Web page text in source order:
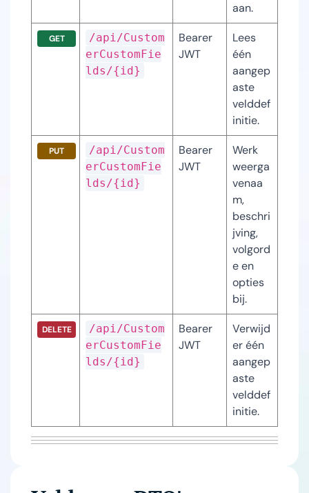
aan.
GET
/api/Custom
erCustomFie
lds/{id}
Bearer
JWT
Lees
één
aangep
aste
velddef
initie.
PUT
/api/Custom
erCustomFie
lds/{id}
Bearer
JWT
Werk
weerga
venaa
m,
beschri
jving,
volgord
e en
opties
bij.
DELETE
/api/Custom
erCustomFie
lds/{id}
Bearer
JWT
Verwijd
er één
aangep
aste
velddef
initie.